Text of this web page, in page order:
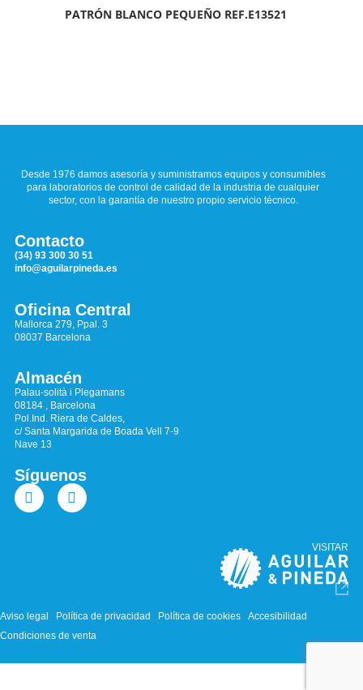
PATRÓN BLANCO PEQUEÑO REF.E13521
Desde 1976 damos asesoría y suministramos equipos y consumibles
para laboratorios de control de calidad de la industria de cualquier
sector, con la garantía de nuestro propio servicio técnico.
Contacto
(34) 93 300 30 51
info@aguilarpineda.es
Oficina Central
Mallorca 279, Ppal. 3
08037 Barcelona
Almacén
Palau-solità i Plegamans
08184 , Barcelona
Pol.Ind. Riera de Caldes,
c/ Santa Margarida de Boada Vell 7-9
Nave 13
Síguenos
VISITAR
Aviso legal Política de privacidad Política de cookies
Accesibilidad
Condiciones de venta